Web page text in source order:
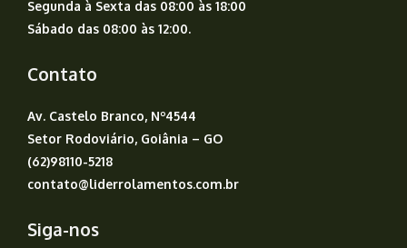
Segunda à Sexta das 08:00 às 18:00
Sábado das 08:00 às 12:00.
Contato
Av. Castelo Branco, Nº4544
Setor Rodoviário, Goiânia – GO
(62)98110-5218
contato@liderrolamentos.com.br
Siga-nos